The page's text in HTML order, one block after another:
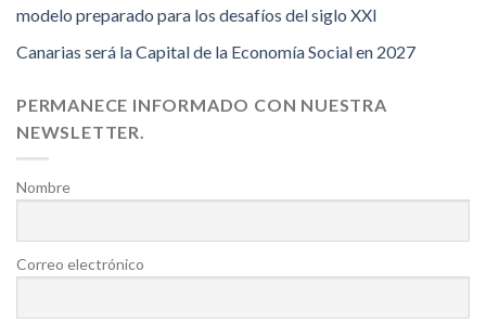
modelo preparado para los desafíos del siglo XXI
Canarias será la Capital de la Economía Social en 2027
PERMANECE INFORMADO CON NUESTRA
NEWSLETTER.
Nombre
Correo electrónico